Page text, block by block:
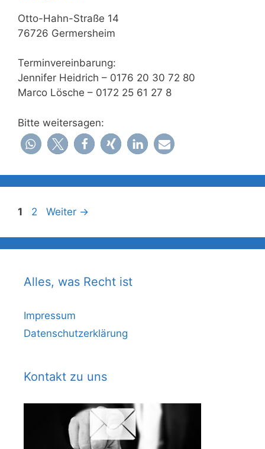
Otto-Hahn-Straße 14
76726 Germersheim
Terminvereinbarung:
Jennifer Heidrich – 0176 20 30 72 80
Marco Lösche – 0172 25 61 27 8
Bitte weitersagen:
Seite
1 Seite
2 Weiter →
Alles, was Recht ist
Impressum
Datenschutzerklärung
Kontakt zu uns